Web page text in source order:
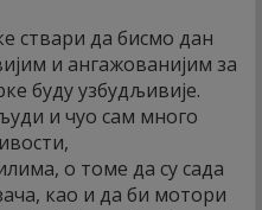
ствари да бисмо дан
и ангажованијим за
буду узбудљивије.
и чуо сам много
о томе да су сада
као и да би мотори